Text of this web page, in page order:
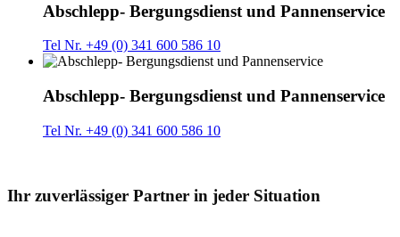
Abschlepp- Bergungsdienst und Pannenservice
Tel Nr. +49 (0) 341 600 586 10
Abschlepp- Bergungsdienst und Pannenservice
Tel Nr. +49 (0) 341 600 586 10
Ihr zuverlässiger Partner in jeder Situation